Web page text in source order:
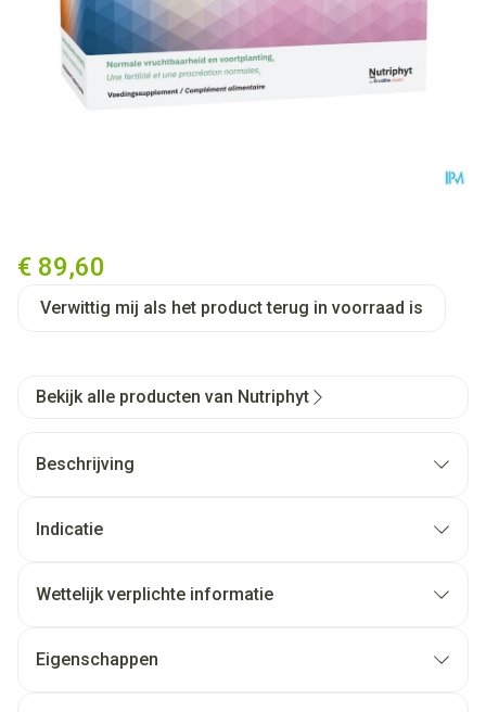
€ 89,60
Verwittig mij als het product terug in voorraad is
Bekijk alle producten van Nutriphyt
Beschrijving
Indicatie
Wettelijk verplichte informatie
Eigenschappen